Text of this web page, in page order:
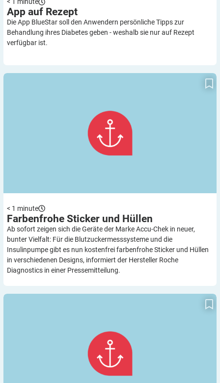
< 1 minute
App auf Rezept
Die App BlueStar soll den Anwendern persönliche Tipps zur
Behandlung ihres Diabetes geben - weshalb sie nur auf Rezept
verfügbar ist.
< 1 minute
Farbenfrohe Sticker und Hüllen
Ab sofort zeigen sich die Geräte der Marke Accu-Chek in neuer,
bunter Vielfalt: Für die Blutzuckermesssysteme und die
Insulinpumpe gibt es nun kostenfrei farbenfrohe Sticker und Hüllen
in verschiedenen Designs, informiert der Hersteller Roche
Diagnostics in einer Pressemitteilung.